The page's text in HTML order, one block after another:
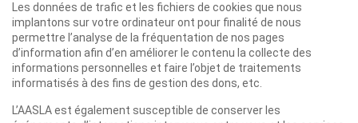
Les données de trafic et les fichiers de cookies que nous
implantons sur votre ordinateur ont pour finalité de nous
permettre l’analyse de la fréquentation de nos pages
d’information afin d’en améliorer le contenu la collecte des
informations personnelles et faire l’objet de traitements
informatisés à des fins de gestion des dons, etc.
L’AASLA est également susceptible de conserver les